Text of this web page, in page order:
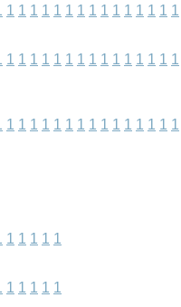
1 1 1 1 1 1 1 1 1 1 1 1 1 1 1
1 1 1 1 1 1 1 1 1 1 1 1 1 1 1
1 1 1 1 1 1 1 1 1 1 1 1 1 1 1
1 1 1 1 1
1 1 1 1 1